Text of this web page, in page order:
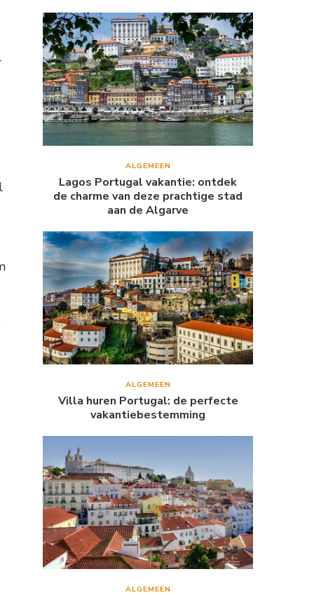
ALGEMEEN
Lagos Portugal vakantie: ontdek
de charme van deze prachtige stad
aan de Algarve
ALGEMEEN
Villa huren Portugal: de perfecte
vakantiebestemming
ALGEMEEN